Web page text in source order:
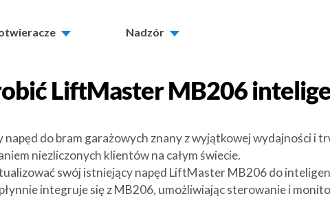
Nadzór
LiftMaster MB206
do bram garażowych znany z wyjątkowej wydajności i
niezliczonych klientów na całym świecie.
swój istniejący napęd LiftMaster MB206 do
integruje się z MB206, umożliwiając sterowanie i